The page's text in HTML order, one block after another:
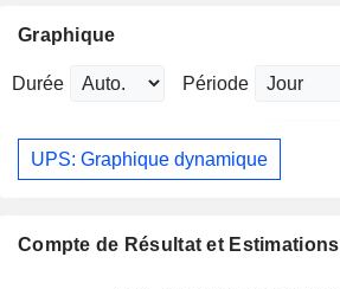
Graphique
Durée Période
UPS: Graphique dynamique
Compte de Résultat et Estimations